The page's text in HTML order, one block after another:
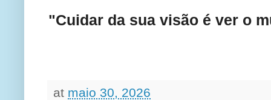
"Cuidar da sua visão é ver o
at maio 30, 2026